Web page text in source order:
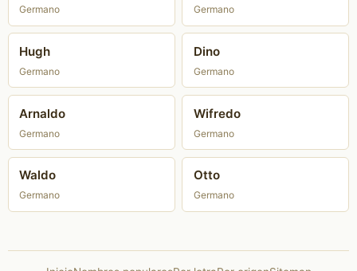
Germano Germano
Hugh
Germano
Dino
Germano
Arnaldo
Germano
Wifredo
Germano
Waldo
Germano
Otto
Germano